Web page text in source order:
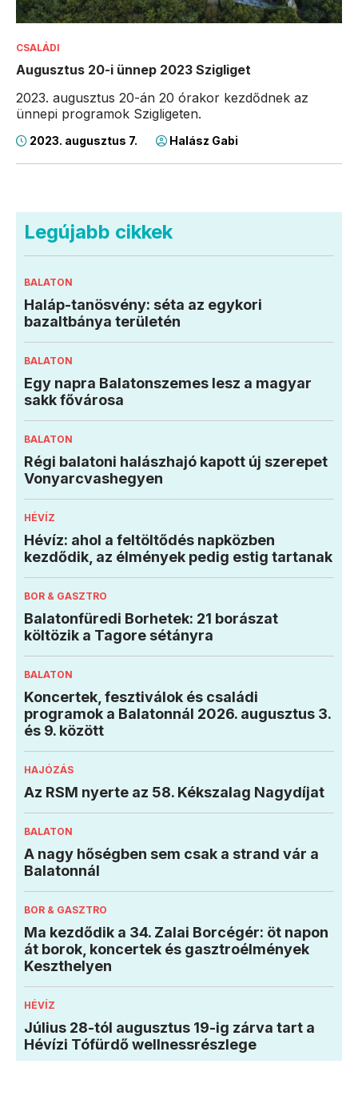
CSALÁDI
Augusztus 20-i ünnep 2023 Szigliget
2023. augusztus 20-án 20 órakor kezdődnek az
ünnepi programok Szigligeten.
2023. augusztus 7. Halász Gabi
Legújabb cikkek
BALATON
Haláp-tanösvény: séta az egykori
bazaltbánya területén
BALATON
Egy napra Balatonszemes lesz a magyar
sakk fővárosa
BALATON
Régi balatoni halászhajó kapott új szerepet
Vonyarcvashegyen
HÉVÍZ
Hévíz: ahol a feltöltődés napközben
kezdődik, az élmények pedig estig tartanak
BOR & GASZTRO
Balatonfüredi Borhetek: 21 borászat
költözik a Tagore sétányra
BALATON
Koncertek, fesztiválok és családi
programok a Balatonnál 2026. augusztus 3.
és 9. között
HAJÓZÁS
Az RSM nyerte az 58. Kékszalag Nagydíjat
BALATON
A nagy hőségben sem csak a strand vár a
Balatonnál
BOR & GASZTRO
Ma kezdődik a 34. Zalai Borcégér: öt napon
át borok, koncertek és gasztroélmények
Keszthelyen
HÉVÍZ
Július 28-tól augusztus 19-ig zárva tart a
Hévízi Tófürdő wellnessrészlege